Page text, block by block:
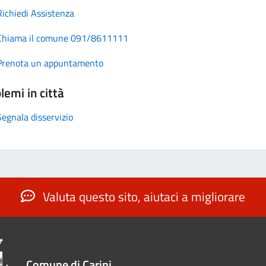
Assistenza
il comune 091/8611111
un appuntamento
in città
disservizio
Valuta questo sito, aiutaci a migliorare